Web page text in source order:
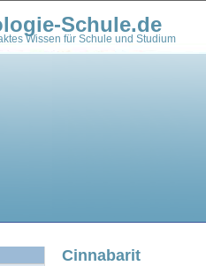
Schule.de
Wissen für Schule und Studium
Cinnabarit